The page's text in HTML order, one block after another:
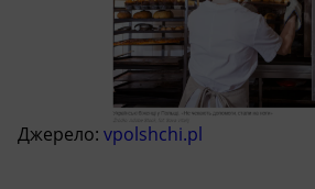
Джерело: vpolshchi.pl